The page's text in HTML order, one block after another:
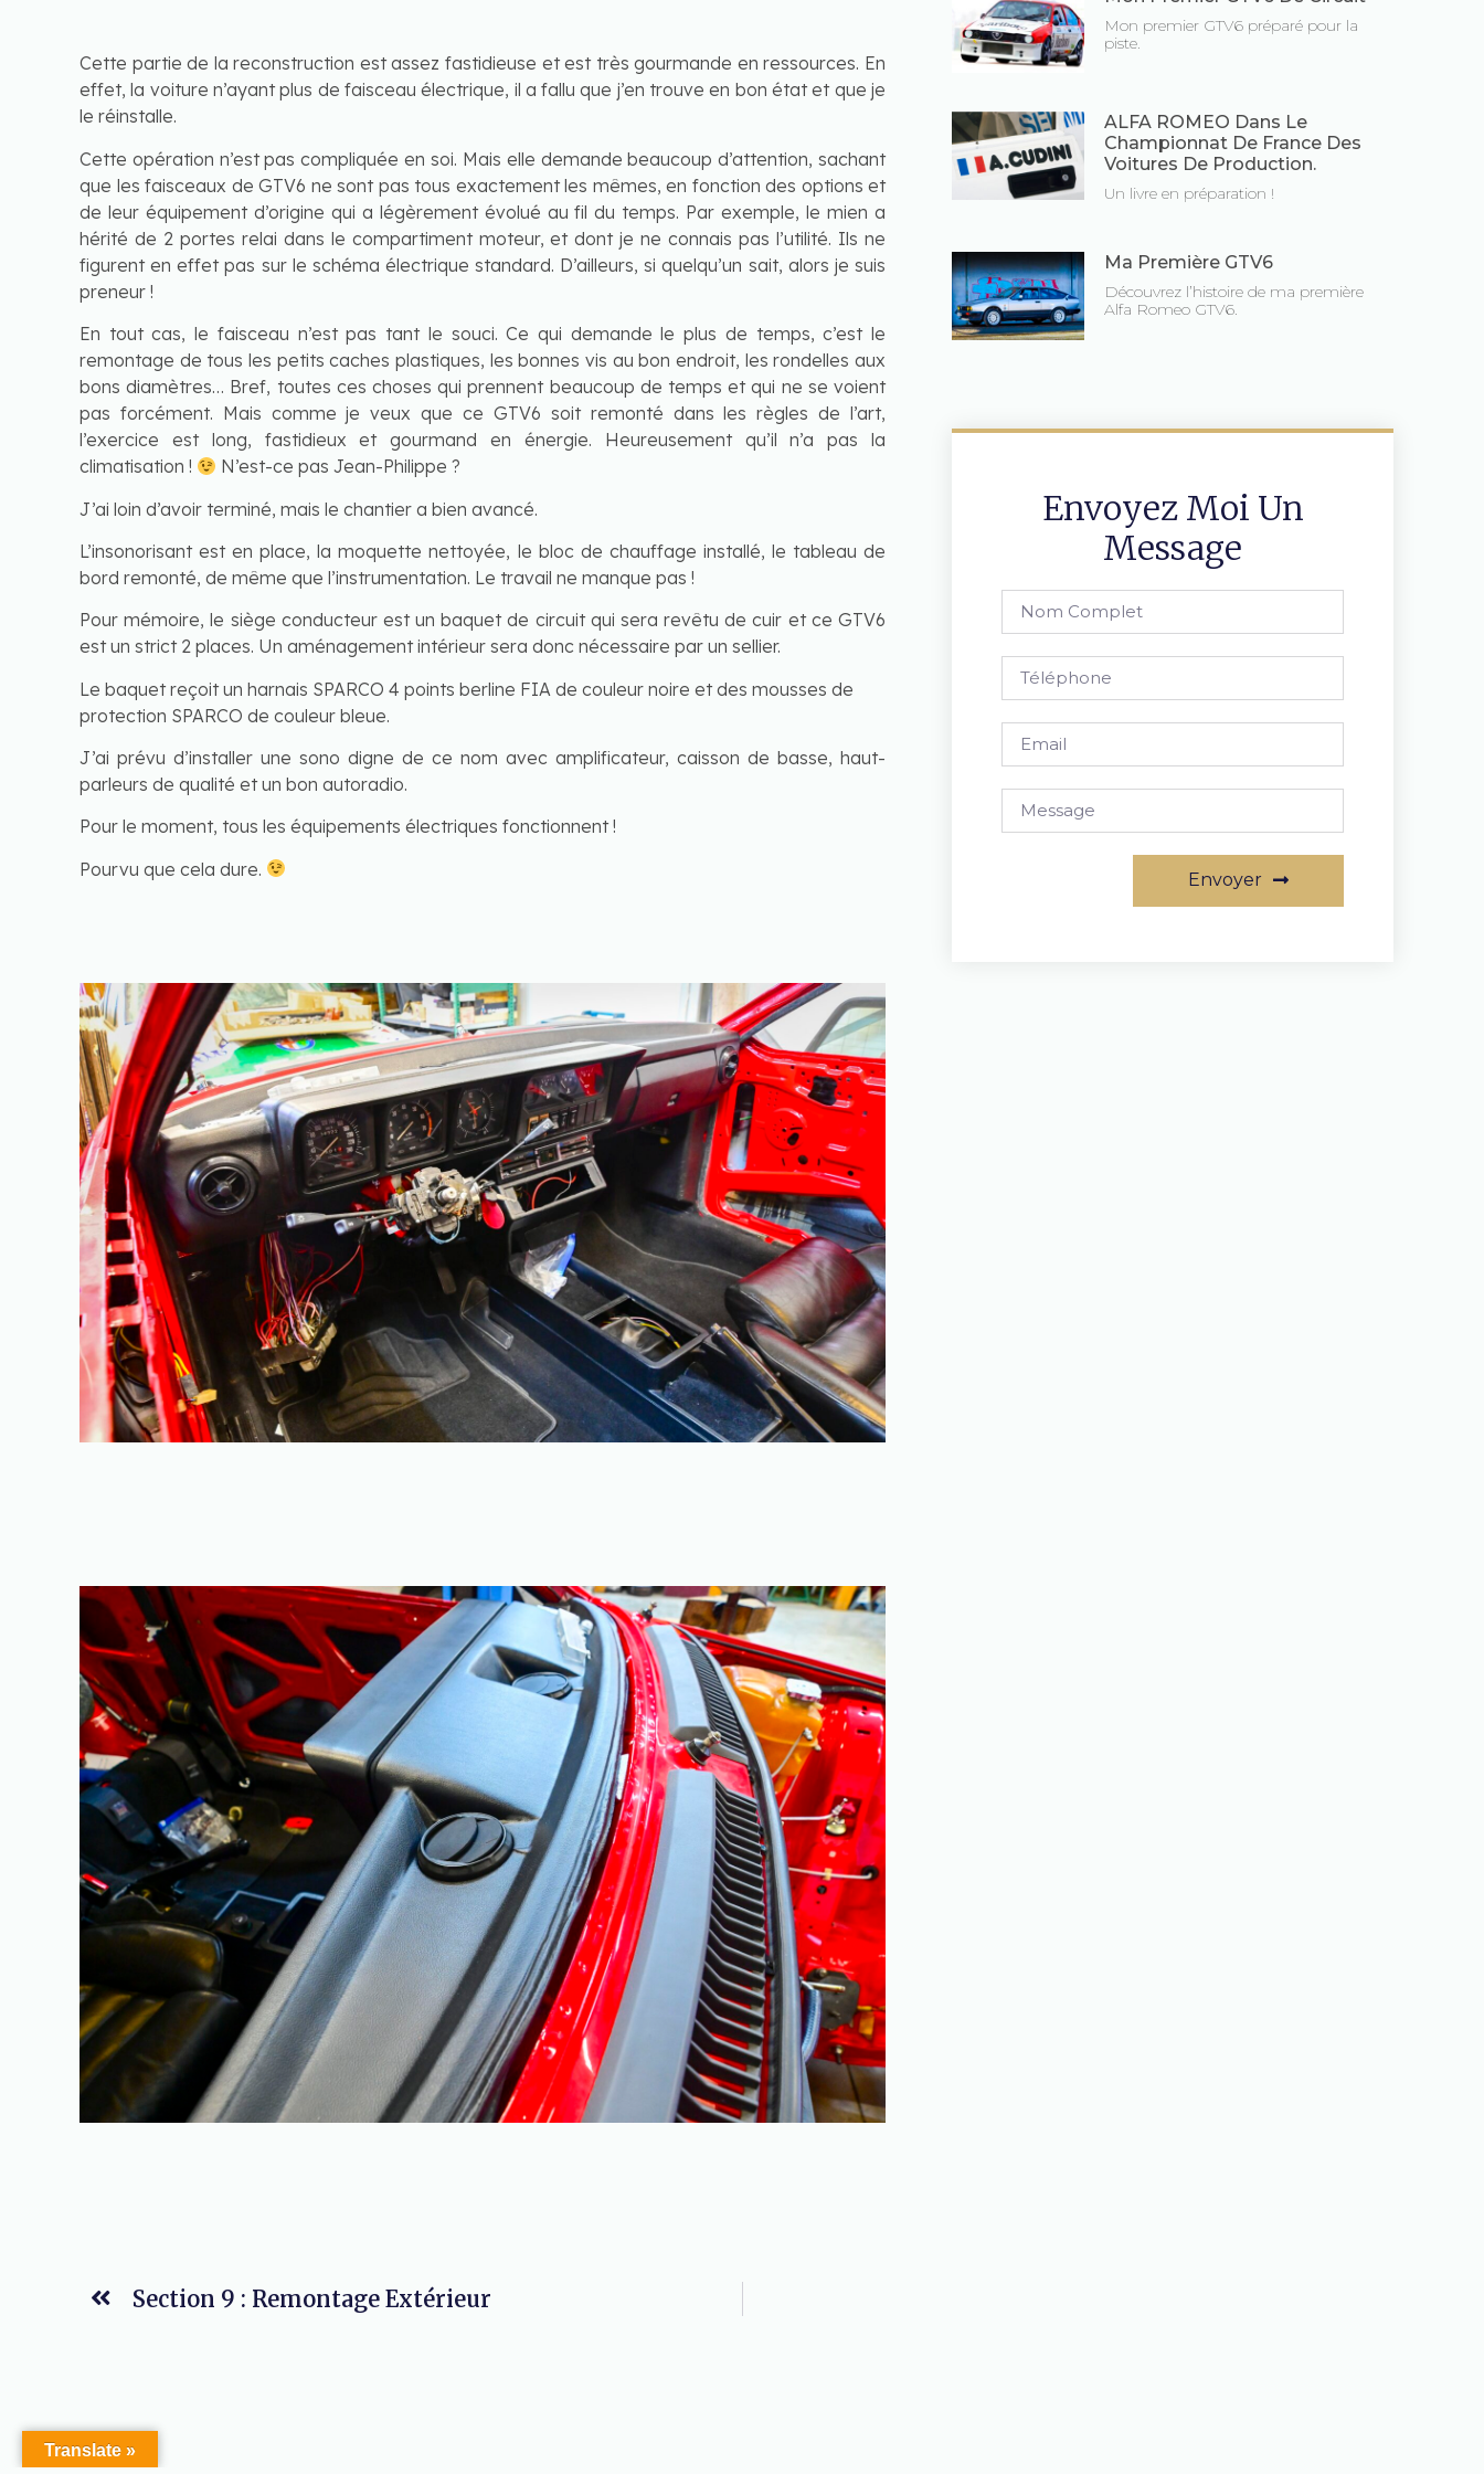
Cette partie de la reconstruction est assez fastidieuse et est très gourmande en ressources. En
effet, la voiture n’ayant plus de faisceau électrique, il a fallu que j’en trouve en bon état et que je
le réinstalle.
Cette opération n’est pas compliquée en soi. Mais elle demande beaucoup d’attention, sachant
que les faisceaux de GTV6 ne sont pas tous exactement les mêmes, en fonction des options et
de leur équipement d’origine qui a légèrement évolué au fil du temps. Par exemple, le mien a
hérité de 2 portes relai dans le compartiment moteur, et dont je ne connais pas l’utilité. Ils ne
figurent en effet pas sur le schéma électrique standard. D’ailleurs, si quelqu’un sait, alors je suis
preneur !
En tout cas, le faisceau n’est pas tant le souci. Ce qui demande le plus de temps, c’est le
remontage de tous les petits caches plastiques, les bonnes vis au bon endroit, les rondelles aux
bons diamètres… Bref, toutes ces choses qui prennent beaucoup de temps et qui ne se voient
pas forcément. Mais comme je veux que ce GTV6 soit remonté dans les règles de l’art,
l’exercice est long, fastidieux et gourmand en énergie. Heureusement qu’il n’a pas la
climatisation !
N’est-ce pas Jean-Philippe ?
J’ai loin d’avoir terminé, mais le chantier a bien avancé.
L’insonorisant est en place, la moquette nettoyée, le bloc de chauffage installé, le tableau de
bord remonté, de même que l’instrumentation. Le travail ne manque pas !
Pour mémoire, le siège conducteur est un baquet de circuit qui sera revêtu de cuir et ce GTV6
est un strict 2 places. Un aménagement intérieur sera donc nécessaire par un sellier.
Le baquet reçoit un harnais SPARCO 4 points berline FIA de couleur noire et des mousses de
protection SPARCO de couleur bleue.
J’ai prévu d’installer une sono digne de ce nom avec amplificateur, caisson de basse, haut-
parleurs de qualité et un bon autoradio.
Pour le moment, tous les équipements électriques fonctionnent !
Pourvu que cela dure.
Mon premier GTV6 préparé pour la
piste.
ALFA ROMEO Dans Le
Championnat De France Des
Voitures De Production.
Un livre en préparation !
Ma Première GTV6
Découvrez l’histoire de ma première
Alfa Romeo GTV6.
Envoyez Moi Un
Message
Envoyer
Section 9 : Remontage Extérieur
Translate »